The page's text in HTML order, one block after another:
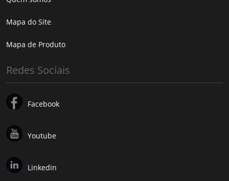
Mapa do Site
Mapa de Produto
Redes Sociais
Facebook
Youtube
Linkedin